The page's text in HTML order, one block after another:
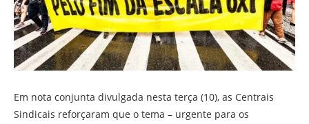
Em nota conjunta divulgada nesta terça (10), as Centrais
Sindicais reforçaram que o tema – urgente para os